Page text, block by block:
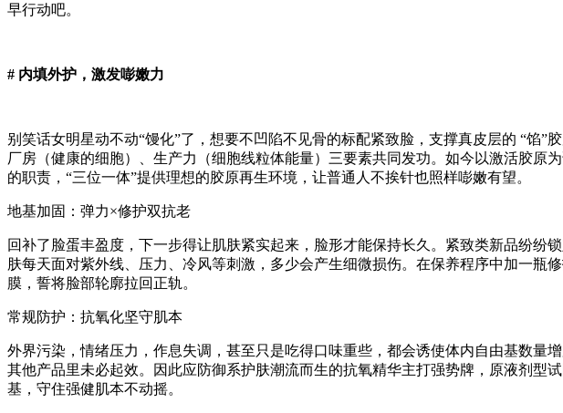
早行动吧。
# 内填外护，激发嘭嫩力
别笑话女明星动不动“馒化”了，想要不凹陷不见骨的标配紧致脸，支撑真皮层的 “馅
厂房（健康的细胞）、生产力（细胞线粒体能量）三要素共同发功。如今以激活胶
的职责，“三位一体”提供理想的胶原再生环境，让普通人不挨针也照样嘭嫩有望。
地基加固：弹力×修护双抗老
回补了脸蛋丰盈度，下一步得让肌肤紧实起来，脸形才能保持长久。紧致类新品纷纷
肤每天面对紫外线、压力、冷风等刺激，多少会产生细微损伤。在保养程序中加一瓶
膜，誓将脸部轮廓拉回正轨。
常规防护：抗氧化坚守肌本
外界污染，情绪压力，作息失调，甚至只是吃得口味重些，都会诱使体内自由基数量
其他产品里未必起效。因此应防御系护肤潮流而生的抗氧精华主打强势牌，原液剂型
基，守住强健肌本不动摇。